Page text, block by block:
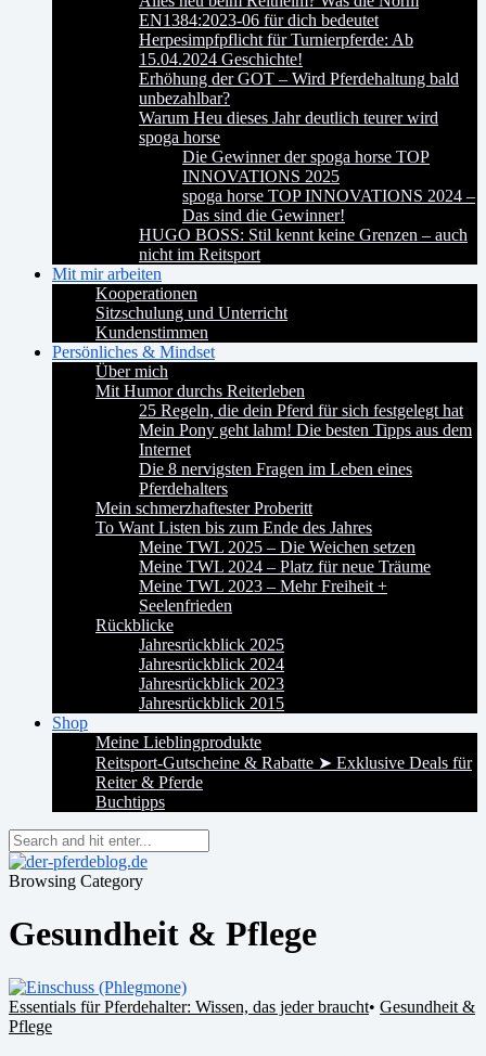
EN1384:2023-06 für dich bedeutet
Herpesimpfpflicht für Turnierpferde: Ab
15.04.2024 Geschichte!
Erhöhung der GOT – Wird Pferdehaltung bald
unbezahlbar?
Warum Heu dieses Jahr deutlich teurer wird
spoga horse
Die Gewinner der spoga horse TOP
INNOVATIONS 2025
spoga horse TOP INNOVATIONS 2024 –
Das sind die Gewinner!
HUGO BOSS: Stil kennt keine Grenzen – auch
nicht im Reitsport
Mit mir arbeiten
Kooperationen
Sitzschulung und Unterricht
Kundenstimmen
Persönliches & Mindset
Über mich
Mit Humor durchs Reiterleben
25 Regeln, die dein Pferd für sich festgelegt hat
Mein Pony geht lahm! Die besten Tipps aus dem
Internet
Die 8 nervigsten Fragen im Leben eines
Pferdehalters
Mein schmerzhaftester Proberitt
To Want Listen bis zum Ende des Jahres
Meine TWL 2025 – Die Weichen setzen
Meine TWL 2024 – Platz für neue Träume
Meine TWL 2023 – Mehr Freiheit +
Seelenfrieden
Rückblicke
Jahresrückblick 2025
Jahresrückblick 2024
Jahresrückblick 2023
Jahresrückblick 2015
Shop
Meine Lieblingprodukte
Reitsport-Gutscheine & Rabatte ➤ Exklusive Deals für
Reiter & Pferde
Buchtipps
Browsing Category
Gesundheit & Pflege
Essentials für Pferdehalter: Wissen, das jeder braucht• Gesundheit &
Pflege